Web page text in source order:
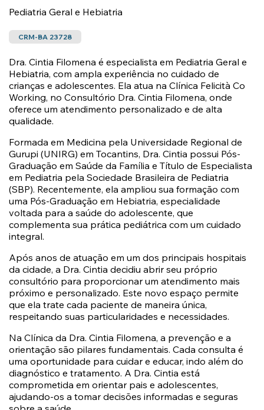
Pediatria Geral e Hebiatria
CRM-BA 23728
Dra. Cintia Filomena é especialista em Pediatria Geral e
Hebiatria, com ampla experiência no cuidado de
crianças e adolescentes. Ela atua na Clínica Felicità Co
Working, no Consultório Dra. Cintia Filomena, onde
oferece um atendimento personalizado e de alta
qualidade.
Formada em Medicina pela Universidade Regional de
Gurupi (UNIRG) em Tocantins, Dra. Cintia possui Pós-
Graduação em Saúde da Família e Título de Especialista
em Pediatria pela Sociedade Brasileira de Pediatria
(SBP). Recentemente, ela ampliou sua formação com
uma Pós-Graduação em Hebiatria, especialidade
voltada para a saúde do adolescente, que
complementa sua prática pediátrica com um cuidado
integral.
Após anos de atuação em um dos principais hospitais
da cidade, a Dra. Cintia decidiu abrir seu próprio
consultório para proporcionar um atendimento mais
próximo e personalizado. Este novo espaço permite
que ela trate cada paciente de maneira única,
respeitando suas particularidades e necessidades.
Na Clínica da Dra. Cintia Filomena, a prevenção e a
orientação são pilares fundamentais. Cada consulta é
uma oportunidade para cuidar e educar, indo além do
diagnóstico e tratamento. A Dra. Cintia está
comprometida em orientar pais e adolescentes,
ajudando-os a tomar decisões informadas e seguras